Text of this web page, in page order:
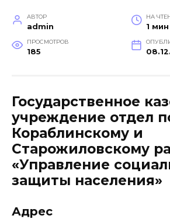
АВТОР
admin
НА
1 мин
ПРОСМОТРОВ
185
Государственное
учреждение отдел
Кораблинскому и
Старожиловскому
«Управление
защиты населения»
Адрес